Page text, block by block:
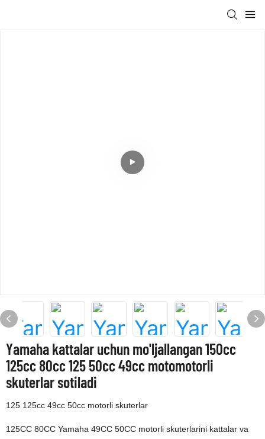
Yamaha kattalar uchun mo'ljallangan 150cc
125cc 80cc 125 50cc 49cc motomotorli
skuterlar sotiladi
125 125cc 49cc 50cc motorli skuterlar
125CC 80CC Yamaha 49CC 50CC motorli skuterlarini kattalar va